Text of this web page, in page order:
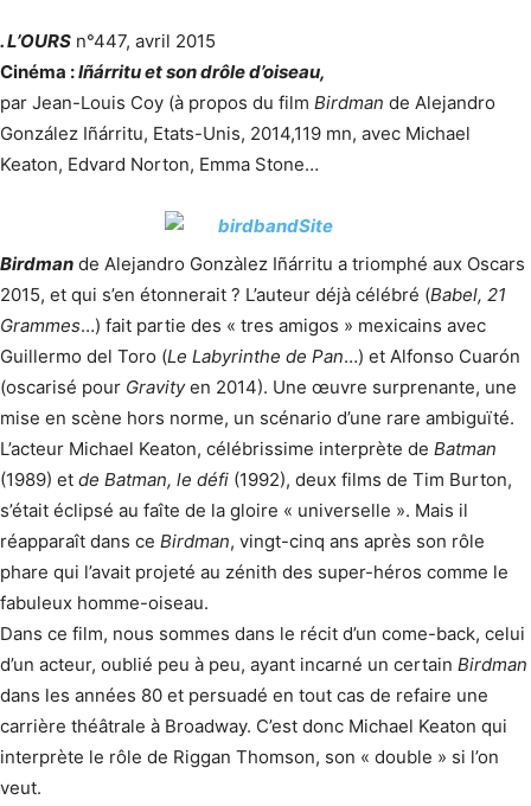
. L’OURS n°447, avril 2015
Cinéma :Iñárritu et son drôle d’oiseau,
par Jean-Louis Coy (à propos du film Birdman de Alejandro
González Iñárritu, Etats-Unis, 2014,119 mn, avec Michael
Keaton, Edvard Norton, Emma Stone…
Birdman de Alejandro Gonzàlez Iñárritu a triomphé aux Oscars
2015, et qui s’en étonnerait ? L’auteur déjà célébré (Babel, 21
Grammes…) fait partie des « tres amigos » mexicains avec
Guillermo del Toro (Le Labyrinthe de Pan…) et Alfonso Cuarón
(oscarisé pour Gravityen 2014). Une œuvre surprenante, une
mise en scène hors norme, un scénario d’une rare ambiguïté.
L’acteur Michael Keaton, célébrissime interprète de Batman
(1989) et de Batman, le défi (1992), deux films de Tim Burton,
s’était éclipsé au faîte de la gloire « universelle ». Mais il
réapparaît dans ce Birdman, vingt-cinq ans après son rôle
phare qui l’avait projeté au zénith des super-héros comme le
fabuleux homme-oiseau.
Dans ce film, nous sommes dans le récit d’un come-back, celui
d’un acteur, oublié peu à peu, ayant incarné un certain Birdman
dans les années 80 et persuadé en tout cas de refaire une
carrière théâtrale à Broadway. C’est donc Michael Keaton qui
interprète le rôle de Riggan Thomson, son « double » si l’on
veut.